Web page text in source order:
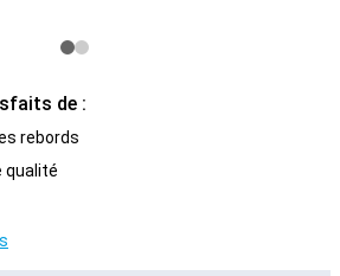
de :
rebords
qualité